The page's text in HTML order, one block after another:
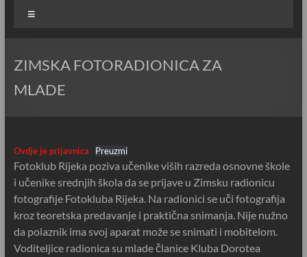
ZIMSKA FOTORADIONICA ZA
MLADE
Ovdje je prijavnica Preuzmi
Fotoklub Rijeka poziva učenike viših razreda osnovne škole
i učenike srednjih škola da se prijave u Zimsku radionicu
fotografije Fotokluba Rijeka. Na radionici se uči fotografija
kroz teoretska predavanje i praktična snimanja. Nije nužno
da polaznik ima svoj aparat može se snimati i mobitelom.
Voditeljice radionica su mlade članice Kluba Dorotea